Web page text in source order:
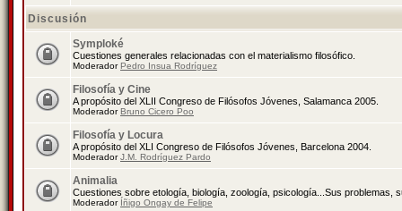
Discusión
Symploké
Cuestiones generales relacionadas con el materialismo filosófico.
ModeradorPedro Insua Rodríguez
Filosofía y Cine
A propósito del XLII Congreso de Filósofos Jóvenes, Salamanca 2005.
ModeradorBruno Cicero Poo
Filosofía y Locura
A propósito del XLI Congreso de Filósofos Jóvenes, Barcelona 2004.
ModeradorJ.M. Rodríguez Pardo
Animalia
Cuestiones sobre etología, biología, zoología, psicología...Sus problemas,
Moderador Íñigo Ongay de Felipe